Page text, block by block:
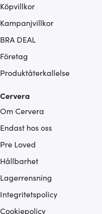
Köpvillkor
Kampanjvillkor
BRA DEAL
Företag
Produktåterkallelse
Cervera
Om Cervera
Endast hos oss
Pre Loved
Hållbarhet
Lagerrensning
Integritetspolicy
Cookiepolicy